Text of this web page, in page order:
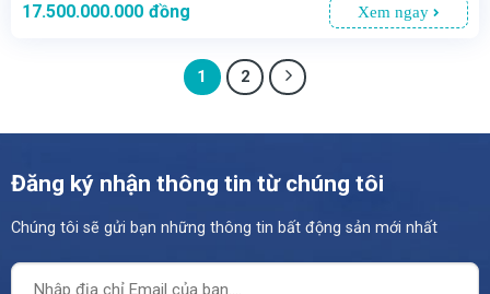
17.500.000.000 đồng Xem ngay
1 2
Đăng ký nhận thông tin từ chúng tôi
Chúng tôi sẽ gửi bạn những thông tin bất động sản mới nhất